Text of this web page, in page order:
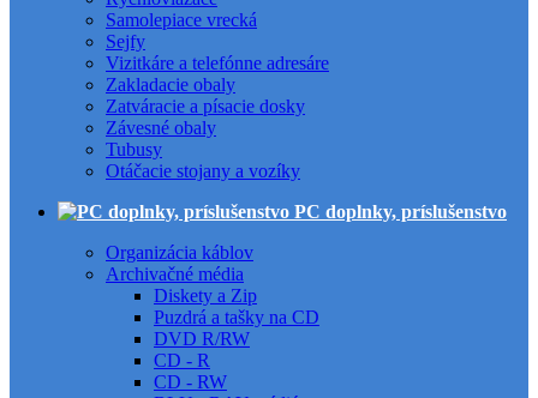
Samolepiace vrecká
Sejfy
Vizitkáre a telefónne adresáre
Zakladacie obaly
Zatváracie a písacie dosky
Závesné obaly
Tubusy
Otáčacie stojany a vozíky
PC doplnky, príslušenstvo
Organizácia káblov
Archivačné média
Diskety a Zip
Puzdrá a tašky na CD
DVD R/RW
CD - R
CD - RW